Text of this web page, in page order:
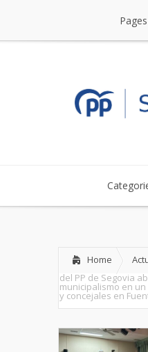
Home
del PP de Segovia
municipalismo en
y concejales en